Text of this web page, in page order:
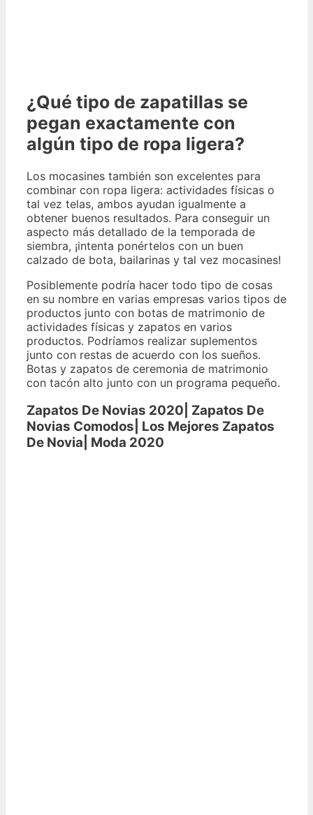
¿Qué tipo de zapatillas se
pegan exactamente con
algún tipo de ropa ligera?
Los mocasines también son excelentes para
combinar con ropa ligera: actividades físicas o
tal vez telas, ambos ayudan igualmente a
obtener buenos resultados. Para conseguir un
aspecto más detallado de la temporada de
siembra, ¡intenta ponértelos con un buen
calzado de bota, bailarinas y tal vez mocasines!
Posiblemente podría hacer todo tipo de cosas
en su nombre en varias empresas varios tipos de
productos junto con botas de matrimonio de
actividades físicas y zapatos en varios
productos. Podríamos realizar suplementos
junto con restas de acuerdo con los sueños.
Botas y zapatos de ceremonia de matrimonio
con tacón alto junto con un programa pequeño.
Zapatos De Novias 2020| Zapatos De
Novias Comodos| Los Mejores Zapatos
De Novia| Moda 2020